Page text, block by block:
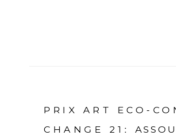
PRIX ART ECO-
CHANGE 21 :